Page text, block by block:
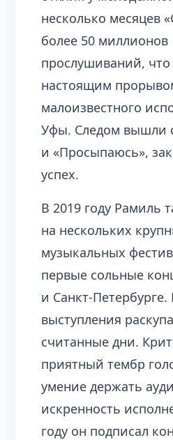
несколько месяцев
более 50 миллионов
прослушиваний, что
настоящим
малоизвестного
Уфы. Следом вышли
и «Просыпаюсь»,
успех.
В 2019 году Рамиль
на нескольких
музыкальных
первые сольные
и Санкт-
выступления
считанные дни.
приятный тембр
умение держать
искренность
году он подписал